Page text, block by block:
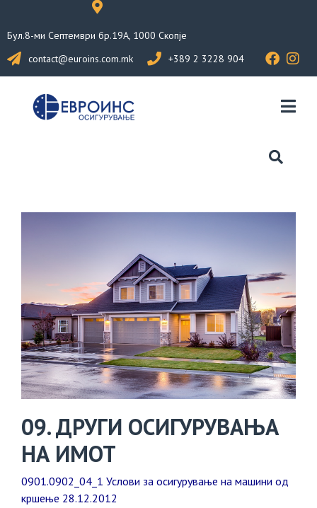
Бул.8-ми Септември бр.19А, 1000 Скопје
contact@euroins.com.mk
+389 2 3228 904
09. ДРУГИ ОСИГУРУВАЊА
НА ИМОТ
0901.0902_04_1 Услови за осигурување на машини од
кршење 28.12.2012